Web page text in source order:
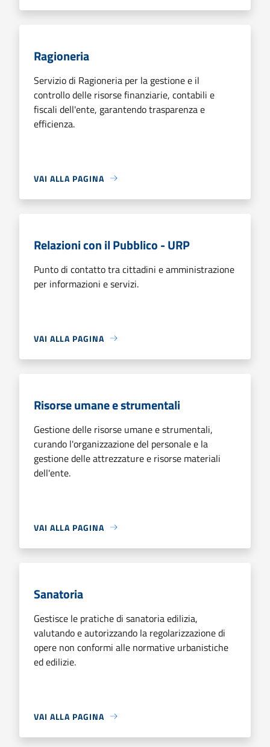
Ragioneria
Servizio di Ragioneria per la gestione e il
controllo delle risorse finanziarie, contabili e
fiscali dell'ente, garantendo trasparenza e
efficienza.
VAI ALLA PAGINA
Relazioni con il Pubblico - URP
Punto di contatto tra cittadini e amministrazione
per informazioni e servizi.
VAI ALLA PAGINA
Risorse umane e strumentali
Gestione delle risorse umane e strumentali,
curando l'organizzazione del personale e la
gestione delle attrezzature e risorse materiali
dell'ente.
VAI ALLA PAGINA
Sanatoria
Gestisce le pratiche di sanatoria edilizia,
valutando e autorizzando la regolarizzazione di
opere non conformi alle normative urbanistiche
ed edilizie.
VAI ALLA PAGINA